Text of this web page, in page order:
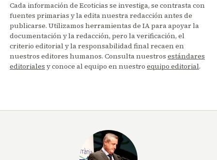
Cada información de Ecoticias se investiga, se contrasta con
fuentes primarias y la edita nuestra redacción antes de
publicarse. Utilizamos herramientas de IA para apoyar la
documentación y la redacción, pero la verificación, el
criterio editorial y la responsabilidad final recaen en
nuestros editores humanos. Consulta nuestros estándares
editoriales y conoce al equipo en nuestro equipo editorial.